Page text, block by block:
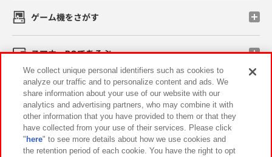
ゲーム機をさがす
スマホ・PCであそぶ
イベント・キャンペーン
関連会社 サステナビリティ サイトポリシー
We collect unique personal identifiers such as cookies to
analyze our traffic and to personalize content and ads. We
share information about your use of our website with our
analytics and advertising partners, who may combine it with
other information that you have provided to them or that they
have collected from your use of their services. Please click
" here" to see more details about how we use cookies and
the retention period of each cookie. You have the right to opt